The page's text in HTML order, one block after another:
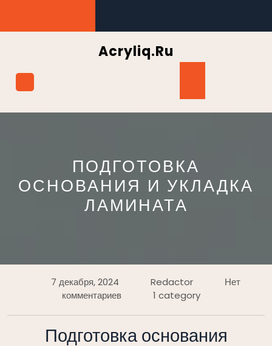
содержимому
Acryliq.ru
ПОДГОТОВКА
ОСНОВАНИЯ И УКЛАДКА
ЛАМИНАТА
7 декабря, 2024 Redactor
Нет
комментариев
1 category
Подготовка основания